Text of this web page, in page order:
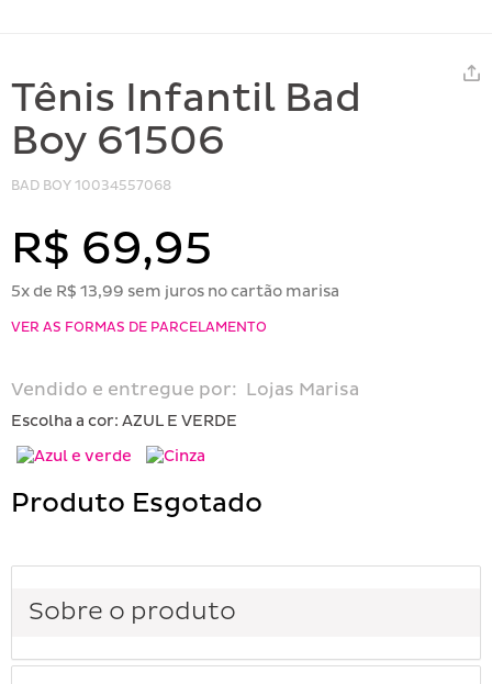
Tênis Infantil Bad
Boy 61506
BAD BOY 10034557068
R$ 69,95
5x de R$ 13,99 sem juros no cartão marisa
VER AS FORMAS DE PARCELAMENTO
Vendido e entregue por: Lojas Marisa
Escolha a cor: AZUL E VERDE
Produto Esgotado
Sobre o produto